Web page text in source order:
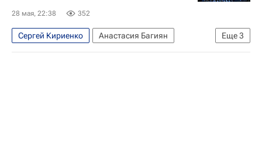
28 мая, 22:38 352
Еще3
Сергей Кириенко
Анастасия Багиян
Иван Голубков
Институт развития интернета